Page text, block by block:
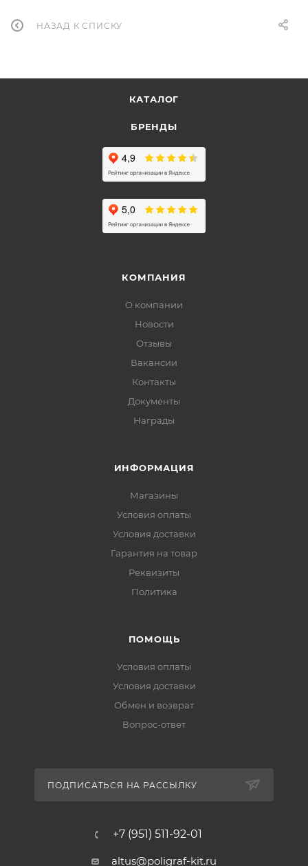
НАЗАД К СПИСКУ
КАТАЛОГ
БРЕНДЫ
КОМПАНИЯ
О компании
Новости
Отзывы
Вакансии
Контакты
Документы
Награды
ИНФОРМАЦИЯ
Магазины
Условия оплаты
Условия доставки
Гарантия на товар
Реквизиты
Политика
ПОМОЩЬ
Условия оплаты
Условия доставки
Обмен и возврат
Вопрос-ответ
ПОДПИСАТЬСЯ НА РАССЫЛКУ
+7 (951) 511-92-01
altus@poligraf-kit.ru